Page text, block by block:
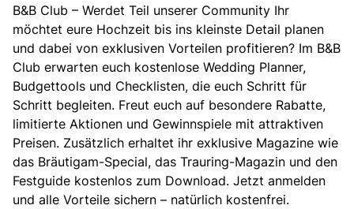
B&B Club – Werdet Teil unserer Community Ihr
möchtet eure Hochzeit bis ins kleinste Detail planen
und dabei von exklusiven Vorteilen profitieren? Im B&B
Club erwarten euch kostenlose Wedding Planner,
Budgettools und Checklisten, die euch Schritt für
Schritt begleiten. Freut euch auf besondere Rabatte,
limitierte Aktionen und Gewinnspiele mit attraktiven
Preisen. Zusätzlich erhaltet ihr exklusive Magazine wie
das Bräutigam-Special, das Trauring-Magazin und den
Festguide kostenlos zum Download. Jetzt anmelden
und alle Vorteile sichern – natürlich kostenfrei.